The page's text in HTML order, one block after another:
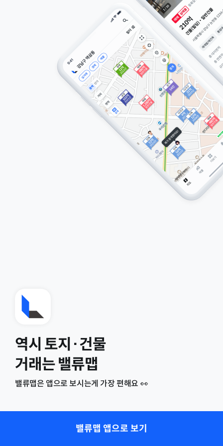
역시 토지·건물
거래는 밸류맵
밸류맵은 앱으로 보시는게 가장 편해요 👀
밸류맵 앱으로 보기